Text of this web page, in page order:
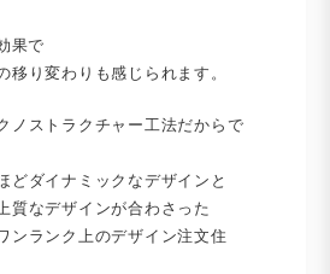
果で
移り変わりも感じられます。
ノストラクチャー工法だからで
どダイナミックなデザインと
質なデザインが合わさった
ンランク上のデザイン注文住